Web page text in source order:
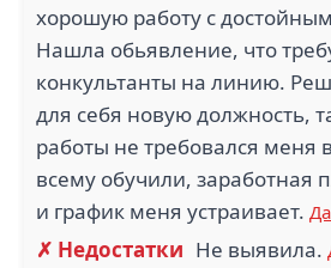
хорошую работу с
Нашла обьявление, что
конкультанты на линию.
для себя новую должность,
работы не требовался меня
всему обучили, заработная
и график меня устраивает.
✗ Недостатки Не выявила.